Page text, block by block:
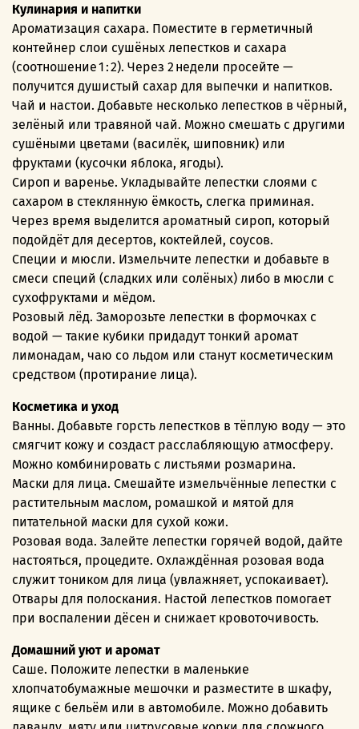
Кулинария и напитки
Ароматизация сахара. Поместите в герметичный
контейнер слои сушёных лепестков и сахара
(соотношение 1 : 2). Через 2 недели просейте —
получится душистый сахар для выпечки и напитков.
Чай и настои. Добавьте несколько лепестков в чёрный,
зелёный или травяной чай. Можно смешать с другими
сушёными цветами (василёк, шиповник) или
фруктами (кусочки яблока, ягоды).
Сироп и варенье. Укладывайте лепестки слоями с
сахаром в стеклянную ёмкость, слегка приминая.
Через время выделится ароматный сироп, который
подойдёт для десертов, коктейлей, соусов.
Специи и мюсли. Измельчите лепестки и добавьте в
смеси специй (сладких или солёных) либо в мюсли с
сухофруктами и мёдом.
Розовый лёд. Заморозьте лепестки в формочках с
водой — такие кубики придадут тонкий аромат
лимонадам, чаю со льдом или станут косметическим
средством (протирание лица).
Косметика и уход
Ванны. Добавьте горсть лепестков в тёплую воду — это
смягчит кожу и создаст расслабляющую атмосферу.
Можно комбинировать с листьями розмарина.
Маски для лица. Смешайте измельчённые лепестки с
растительным маслом, ромашкой и мятой для
питательной маски для сухой кожи.
Розовая вода. Залейте лепестки горячей водой, дайте
настояться, процедите. Охлаждённая розовая вода
служит тоником для лица (увлажняет, успокаивает).
Отвары для полоскания. Настой лепестков помогает
при воспалении дёсен и снижает кровоточивость.
Домашний уют и аромат
Саше. Положите лепестки в маленькие
хлопчатобумажные мешочки и разместите в шкафу,
ящике с бельём или в автомобиле. Можно добавить